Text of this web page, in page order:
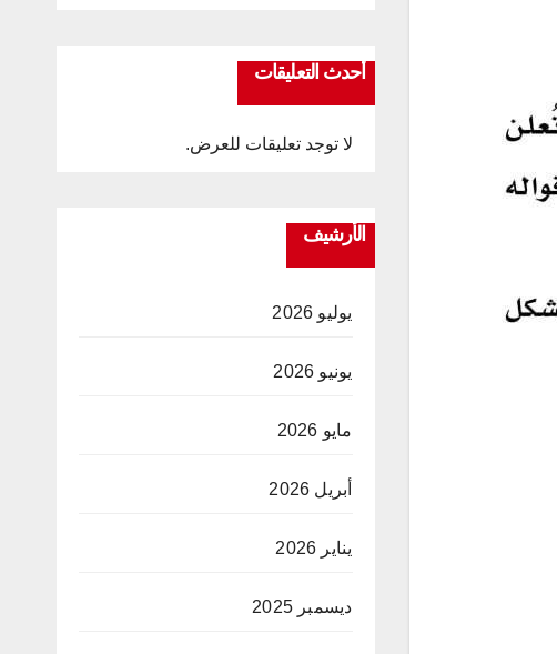
أحدث التعليقات
لا توجد تعليقات للعرض.
الأرشيف
يوليو 2026
يونيو 2026
مايو 2026
أبريل 2026
يناير 2026
ديسمبر 2025